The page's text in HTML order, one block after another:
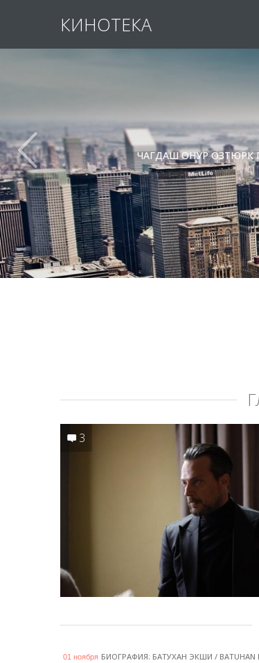
КИНОТЕКА
ЧАГДАШ ОНУР ОЗТЮРК
3
01 ноября БИОГРАФИЯ: БАТУХАН ЭКШИ / BATUHAN